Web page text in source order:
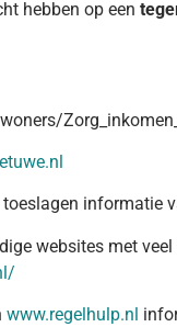
hebben op een
toeslagen informatie
websites met
www.regelhulp.nl